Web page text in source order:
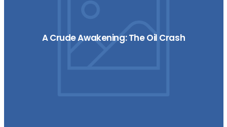
A Crude Awakening: The Oil Crash